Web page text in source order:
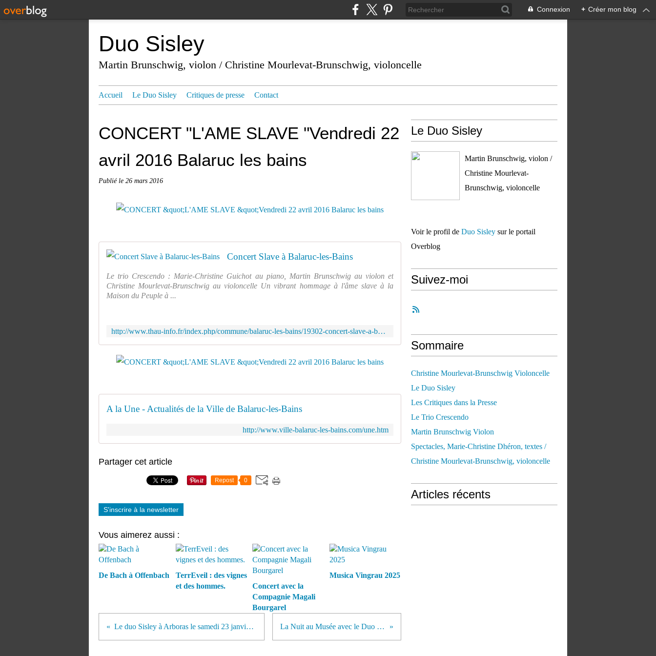
Connexion + Créer mon blog
Duo Sisley
Martin Brunschwig, violon / Christine Mourlevat-Brunschwig, violoncelle
Accueil Le Duo Sisley Critiques de presse Contact
CONCERT "L'AME SLAVE "Vendredi 22
avril 2016 Balaruc les bains
Publié le 26 mars 2016
Concert Slave à Balaruc-les-Bains
Le trio Crescendo : Marie-Christine Guichot au piano, Martin Brunschwig au violon et
Christine Mourlevat-Brunschwig au violoncelle Un vibrant hommage à l'âme slave à la
Maison du Peuple à ...
http://www.thau-info.fr/index.php/commune/balaruc-les-bains/19302-concert-slave-a-balaruc-les-bains
A la Une - Actualités de la Ville de Balaruc-les-Bains
http://www.ville-balaruc-les-bains.com/une.htm
Partager cet article
Repost 0
S'inscrire à la newsletter
Vous aimerez aussi :
De Bach à Offenbach
TerrEveil : des vignes
et des hommes.
Concert avec la
Compagnie Magali
Bourgarel
Musica Vingrau 2025
Le duo Sisley à Arboras le samedi 23 janvier 2016 La Nuit au Musée avec le Duo Sisley
Le Duo Sisley
Martin Brunschwig, violon /
Christine Mourlevat-
Brunschwig, violoncelle
Voir le profil de Duo Sisley sur le portail
Overblog
Suivez-moi
Sommaire
Christine Mourlevat-Brunschwig Violoncelle
Le Duo Sisley
Les Critiques dans la Presse
Le Trio Crescendo
Martin Brunschwig Violon
Spectacles, Marie-Christine Dhéron, textes /
Christine Mourlevat-Brunschwig, violoncelle
Articles récents